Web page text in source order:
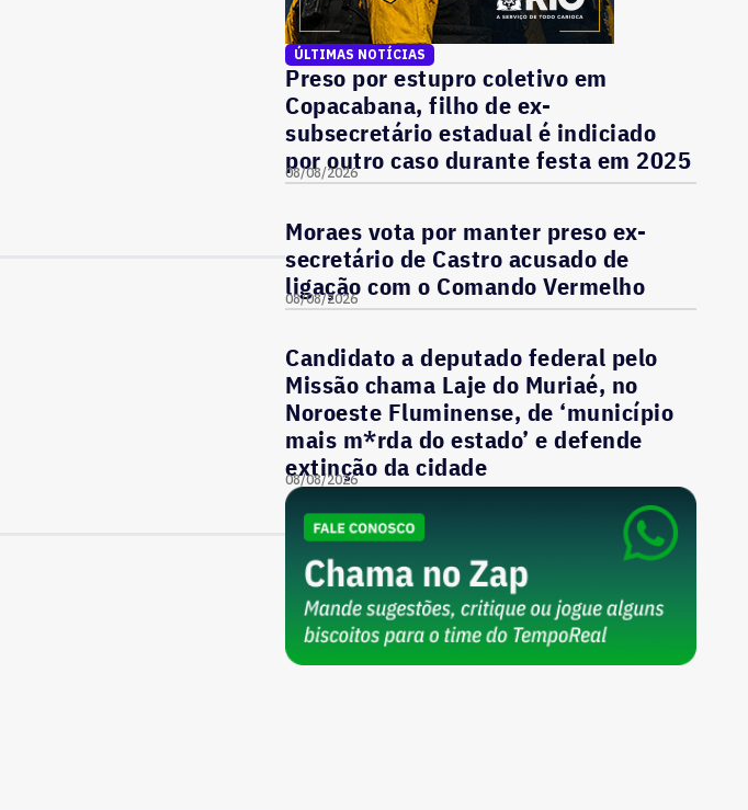
ÚLTIMAS NOTÍCIAS
Preso por estupro coletivo em
Copacabana, filho de ex-
subsecretário estadual é indiciado
por outro caso durante festa em 2025
08/08/2026
Moraes vota por manter preso ex-
secretário de Castro acusado de
ligação com o Comando Vermelho
08/08/2026
Candidato a deputado federal pelo
Missão chama Laje do Muriaé, no
Noroeste Fluminense, de ‘município
mais m*rda do estado’ e defende
extinção da cidade
08/08/2026